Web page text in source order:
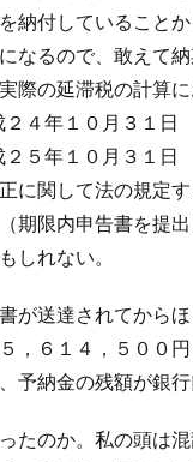
納付していること
なるので、敢えて
の延滞税の計算に
４年１０月３１日
５年１０月３１日
に関して法の規定
期限内申告書を提
しれない。
が送達されてから
，６１４，５００
予納金の残額が銀行
たのか。私の頭は